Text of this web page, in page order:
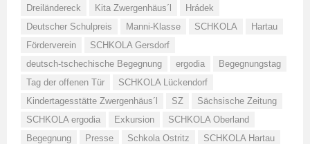
Dreiländereck
Kita Zwergenhäus´l
Hrádek
Deutscher Schulpreis
Manni-Klasse SCHKOLA
Hartau
Förderverein
SCHKOLA Gersdorf
deutsch-tschechische Begegnung
ergodia
Begegnungstag
Tag der offenen Tür
SCHKOLA Lückendorf
Kindertagesstätte Zwergenhäus´l
SZ
Sächsische Zeitung
SCHKOLA ergodia
Exkursion
SCHKOLA Oberland
Begegnung
Presse Schkola Ostritz SCHKOLA Hartau